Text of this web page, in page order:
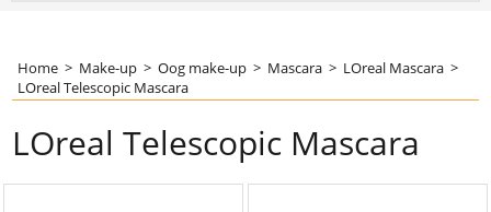
Home > Make-up > Oog make-up > Mascara > LOreal Mascara >
LOreal Telescopic Mascara
LOreal Telescopic Mascara